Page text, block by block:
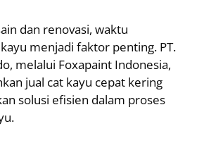
dan renovasi, waktu
menjadi faktor penting. PT.
melalui Foxapaint Indonesia,
jual cat kayu cepat kering
solusi efisien dalam proses